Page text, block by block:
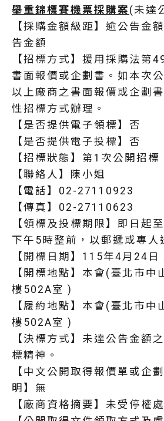
舉重錦標賽機票採購案 (未達
【採購金額級距】逾公告金
告金額
【招標方式】援用採購法第
書面報價或企劃書。如本次
以上廠商之書面報價或企劃
性招標方式辦理。
【是否提供電子領標】否
【是否提供電子投標】否
【招標狀態】第1次公開招標
【聯絡人】陳小姐
【電話】02-27110923
【傳真】02-27110623
【領標及投標期限】即日起
下午5時整前，以郵遞或專人
【開標日期】115年4月24日
【開標地點】本會(臺北市中
樓502A室 )
【履約地點】本會(臺北市中
樓502A室 )
【決標方式】未達公告金額
標精神。
【中文公開取得報價單或企
明】無
【廠商資格摘要】未受停權